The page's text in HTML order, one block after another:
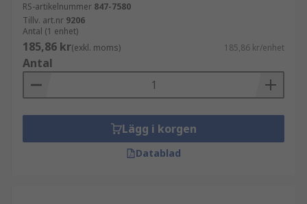
RS-artikelnummer 847-7580
Tillv. art.nr 9206
Antal (1 enhet)
185,86 kr(exkl. moms) 185,86 kr/enhet
Antal
Lägg i korgen
Datablad